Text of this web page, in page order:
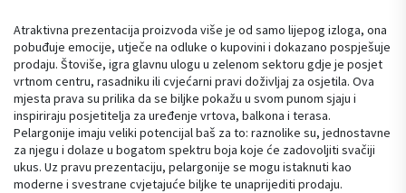
Atraktivna prezentacija proizvoda više je od samo lijepog izloga, ona
pobuđuje emocije, utječe na odluke o kupovini i dokazano pospješuje
prodaju. Štoviše, igra glavnu ulogu u zelenom sektoru gdje je posjet
vrtnom centru, rasadniku ili cvjećarni pravi doživljaj za osjetila. Ova
mjesta prava su prilika da se biljke pokažu u svom punom sjaju i
inspiriraju posjetitelja za uređenje vrtova, balkona i terasa.
Pelargonije imaju veliki potencijal baš za to: raznolike su, jednostavne
za njegu i dolaze u bogatom spektru boja koje će zadovoljiti svačiji
ukus. Uz pravu prezentaciju, pelargonije se mogu istaknuti kao
moderne i svestrane cvjetajuće biljke te unaprijediti prodaju.